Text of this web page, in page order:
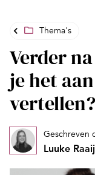
Thema's
Verder
je het
vertellen?
Geschreven
Luuke